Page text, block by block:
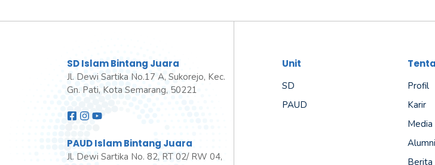
SD Islam Bintang Juara
Jl. Dewi Sartika No.17 A, Sukorejo, Kec.
Gn. Pati, Kota Semarang, 50221
PAUD Islam Bintang Juara
Jl. Dewi Sartika No. 82, RT 02/ RW 04,
Unit
SD
PAUD
Profil
Karir
Media
Alumni
Berita